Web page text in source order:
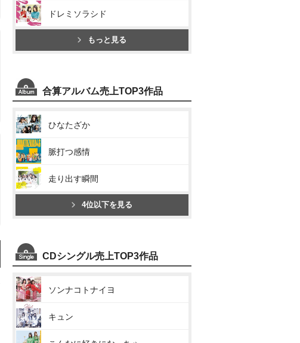
ドレミソラシド
もっと見る
合算アルバム売上TOP3作品
ひなたざか
脈打つ感情
走り出す瞬間
4位以下を見る
CDシングル売上TOP3作品
ソンナコトナイヨ
キュン